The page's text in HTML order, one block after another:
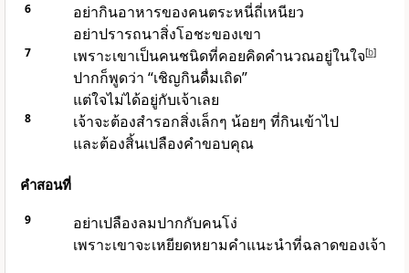
6
อย่ากินอาหารของคนตระหนี่ถี่เหนียว
อย่าปรารถนาสิ่งโอชะของเขา
7 เพราะเขาเป็นคนชนิดที่คอยคิดคำนวณอยู่ในใจ[b]
ปากก็พูดว่า “เชิญกินดื่มเถิด”
แต่ใจไม่ได้อยู่กับเจ้าเลย
8
เจ้าจะต้องสำรอกสิ่งเล็กๆ น้อยๆ ที่กินเข้าไป
และต้องสิ้นเปลืองคำขอบคุณ
คำสอนที่
9
อย่าเปลืองลมปากกับคนโง่
เพราะเขาจะเหยียดหยามคำแนะนำที่ฉลาดของเจ้า